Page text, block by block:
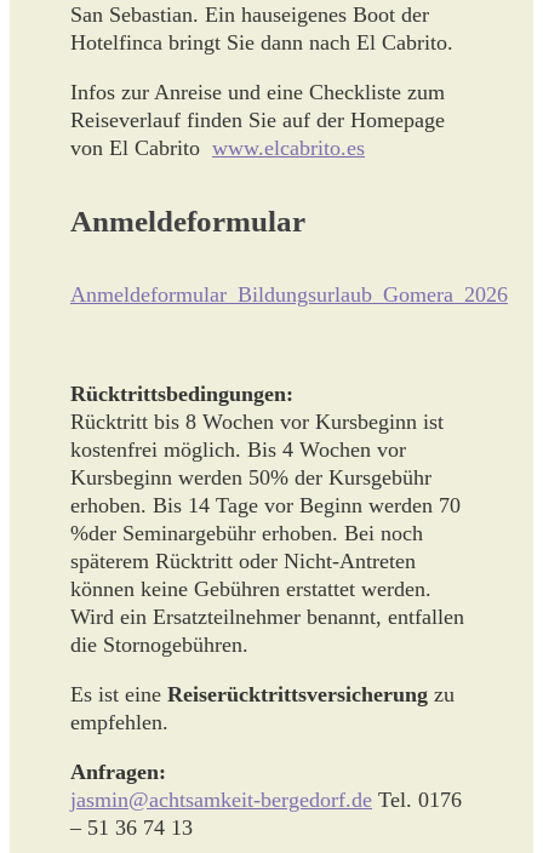
San Sebastian. Ein hauseigenes Boot der
Hotelfinca bringt Sie dann nach El Cabrito.
Infos zur Anreise und eine Checkliste zum
Reiseverlauf finden Sie auf der Homepage
von El Cabrito www.elcabrito.es
Anmeldeformular
Anmeldeformular_Bildungsurlaub_Gomera_2026
Rücktrittsbedingungen:
Rücktritt bis 8 Wochen vor Kursbeginn ist
kostenfrei möglich. Bis 4 Wochen vor
Kursbeginn werden 50% der Kursgebühr
erhoben. Bis 14 Tage vor Beginn werden 70
%der Seminargebühr erhoben. Bei noch
späterem Rücktritt oder Nicht-Antreten
können keine Gebühren erstattet werden.
Wird ein Ersatzteilnehmer benannt, entfallen
die Stornogebühren.
Es ist eine Reiserücktrittsversicherung zu
empfehlen.
Anfragen:
jasmin@achtsamkeit-bergedorf.de Tel. 0176
– 51 36 74 13